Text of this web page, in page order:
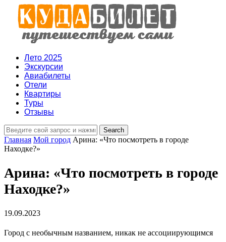
Лето 2025
Экскурсии
Авиабилеты
Отели
Квартиры
Туры
Отзывы
Главная Мой город Арина: «Что посмотреть в городе
Находке?»
Арина: «Что посмотреть в городе
Находке?»
19.09.2023
Город с необычным названием, никак не ассоциирующимся